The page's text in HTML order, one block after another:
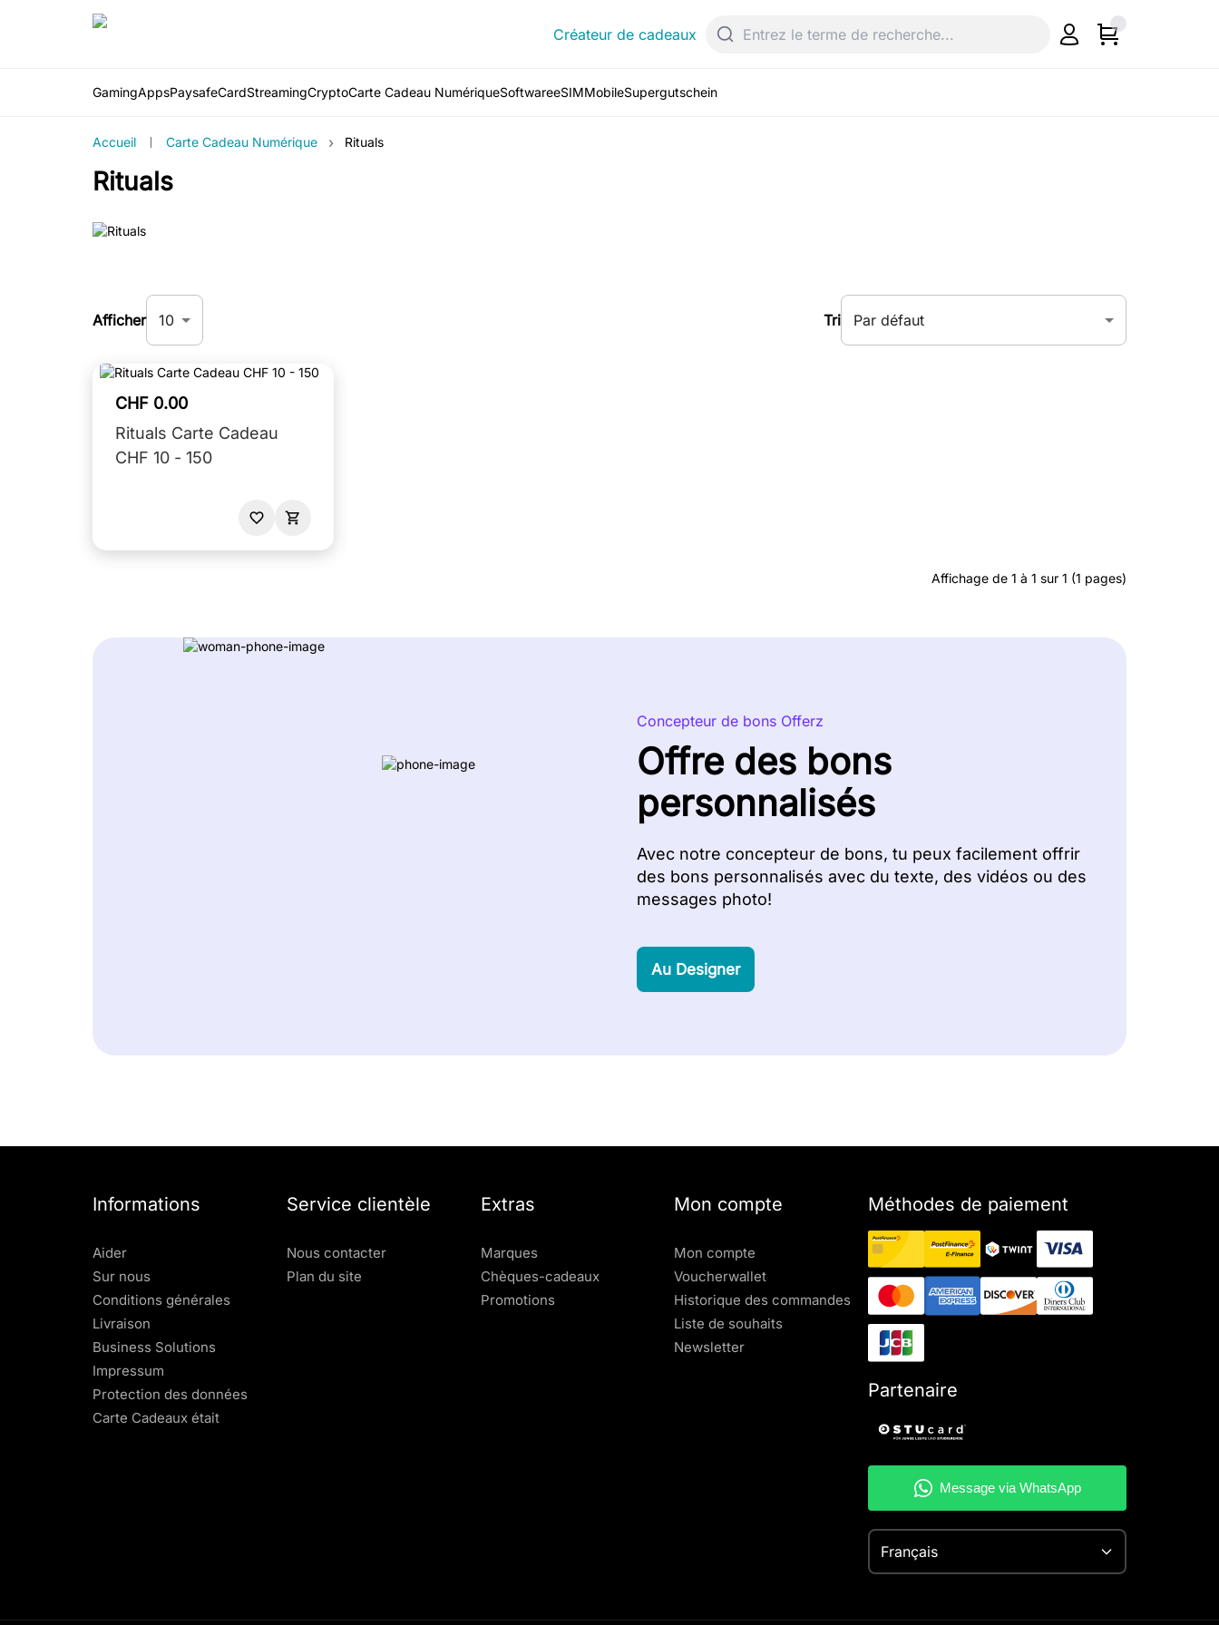
Créateur de cadeaux
GamingAppsPaysafeCardStreamingCryptoCarte Cadeau NumériqueSoftwareeSIMMobileSupergutschein
Accueil Carte Cadeau Numérique › Rituals
Rituals
Afficher 10 Tri Par défaut
CHF 0.00
Rituals Carte Cadeau
CHF 10 - 150
Affichage de 1 à 1 sur 1 (1 pages)
Concepteur de bons Offerz
Offre des bons
personnalisés
Avec notre concepteur de bons, tu peux facilement offrir
des bons personnalisés avec du texte, des vidéos ou des
messages photo!
Au Designer
Informations
Aider
Sur nous
Conditions générales
Livraison
Business Solutions
Impressum
Protection des données
Carte Cadeaux était
Service clientèle
Nous contacter
Plan du site
Extras
Marques
Chèques-cadeaux
Promotions
Mon compte
Mon compte
Voucherwallet
Historique des commandes
Liste de souhaits
Newsletter
Méthodes de paiement
Partenaire
Français